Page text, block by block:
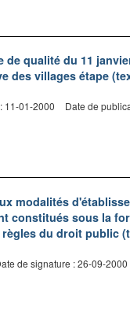
qualité du 11
des villages étape
11-01-2000 Date de
modalités
constitués sous la
du droit public
de signature : 26-09-2000